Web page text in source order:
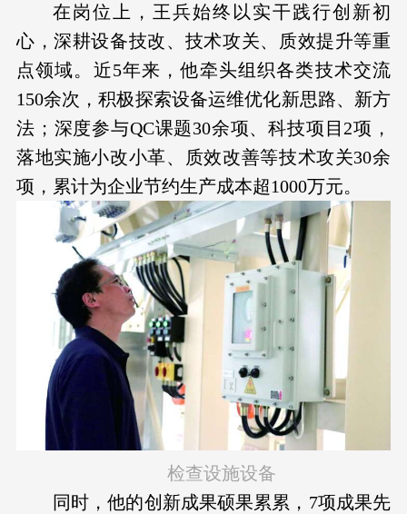
在岗位上，王兵始终以实干践行创新初
心，深耕设备技改、技术攻关、质效提升等重
点领域。近5年来，他牵头组织各类技术交流
150余次，积极探索设备运维优化新思路、新方
法；深度参与QC课题30余项、科技项目2项，
落地实施小改小革、质效改善等技术攻关30余
项，累计为企业节约生产成本超1000万元。
检查设施设备
同时，他的创新成果硕果累累，7项成果先